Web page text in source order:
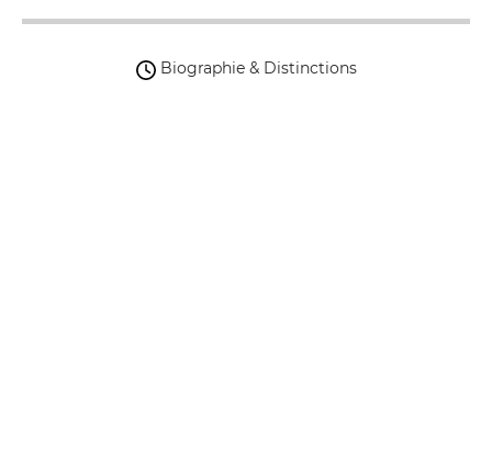
Biographie & Distinctions